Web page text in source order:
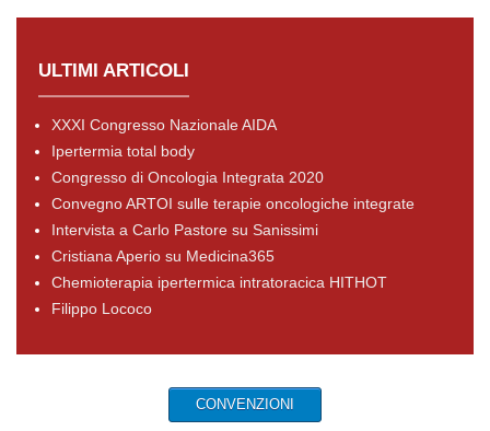
ULTIMI ARTICOLI
XXXI Congresso Nazionale AIDA
Ipertermia total body
Congresso di Oncologia Integrata 2020
Convegno ARTOI sulle terapie oncologiche integrate
Intervista a Carlo Pastore su Sanissimi
Cristiana Aperio su Medicina365
Chemioterapia ipertermica intratoracica HITHOT
Filippo Lococo
CONVENZIONI